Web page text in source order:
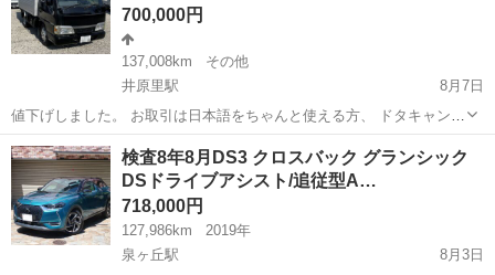
700,000円
137,008km
その他
井原里駅
8月7日
値下げしました。 お取引は日本語をちゃんと使える方、 ドタキャンな
どしない方でお願いします。 ◆メーカー◆いすゞ ◆車名◆エルフ ◆
年式◆平成16年8月 ◆型式◆KR-NKR81EAV ◆原動機の型式...
大阪 泉佐野市 井原里駅 その他
検査8年8月DS3 クロスバック グランシック
DSドライブアシスト/追従型A…
718,000円
127,986km
2019年
泉ヶ丘駅
8月3日